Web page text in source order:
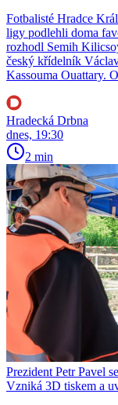
Fotbalisté Hradce
ligy podlehli doma
rozhodl Semih
český křídelník
Kassouma Ouattary.
Hradecká Drbna
dnes, 19:30
2 min
Prezident Petr Pavel
Vzniká 3D tiskem a